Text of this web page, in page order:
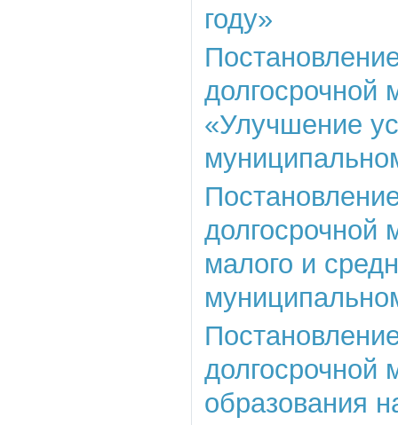
году»
долгосрочной
«Улучшение
долгосрочной
малого и
долгосрочной
образования